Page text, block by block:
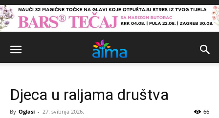
Djeca u raljama društva
By Oglasi - 27. svibnja 2026. 66